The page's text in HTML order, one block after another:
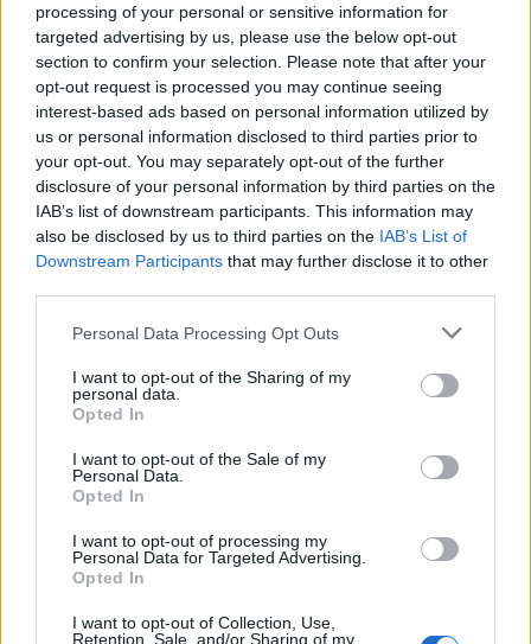
processing of your personal or sensitive information for
targeted advertising by us, please use the below opt-out
section to confirm your selection. Please note that after your
opt-out request is processed you may continue seeing
interest-based ads based on personal information utilized by
us or personal information disclosed to third parties prior to
your opt-out. You may separately opt-out of the further
disclosure of your personal information by third parties on the
IAB’s list of downstream participants. This information may
also be disclosed by us to third parties on the IAB’s List of
Downstream Participants that may further disclose it to other
Please note that this website/app uses one or more Google
not limited to your visit or usage behaviour. You may click to
grant or deny consent to Google and its third-party tags to
use your data for below specified purposes in below Google
consent section.
Personal Data Processing Opt Outs
I want to opt-out of the Sharing of my
personal data.
Opted In
I want to opt-out of the Sale of my
Personal Data.
Opted In
I want to opt-out of processing my
Personal Data for Targeted Advertising.
Opted In
I want to opt-out of Collection, Use,
Retention, Sale, and/or Sharing of my
Εγγραφή Σύνδεση
BEST OFINTERNET